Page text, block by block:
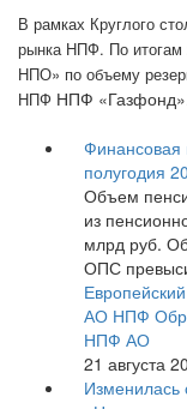
В рамках Круглого
рынка НПФ. По итогам
НПО» по объему
НПФ НПФ «Газфонд»
Финансовая
полугодия
Объем
из
млрд руб.
ОПС
АО НПФ
НПФ АО
21 августа